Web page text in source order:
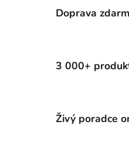
Doprava
3 000+
Živý poradce